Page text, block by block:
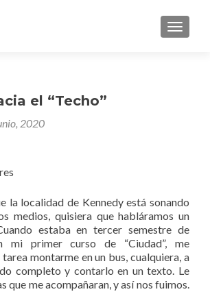
el “Techo”
2020
la localidad de Kennedy está sonando
medios, quisiera que habláramos un
estaba en tercer semestre de
mi primer curso de “Ciudad”, me
montarme en un bus, cualquiera, a
completo y contarlo en un texto. Le
que me acompañaran, y así nos fuimos.